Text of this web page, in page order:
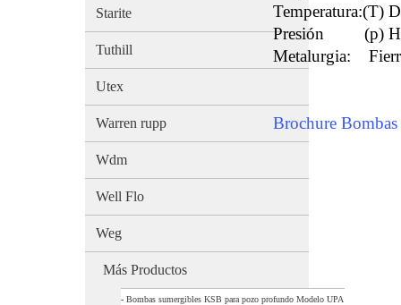
Starite
Tuthill
Utex
Warren rupp
Wdm
Well Flo
Weg
Más Productos
- Bombas sumergibles KSB para pozo profundo Modelo UPA
Temperatura:(T)
Presión (p)
Metalurgia:
Brochure